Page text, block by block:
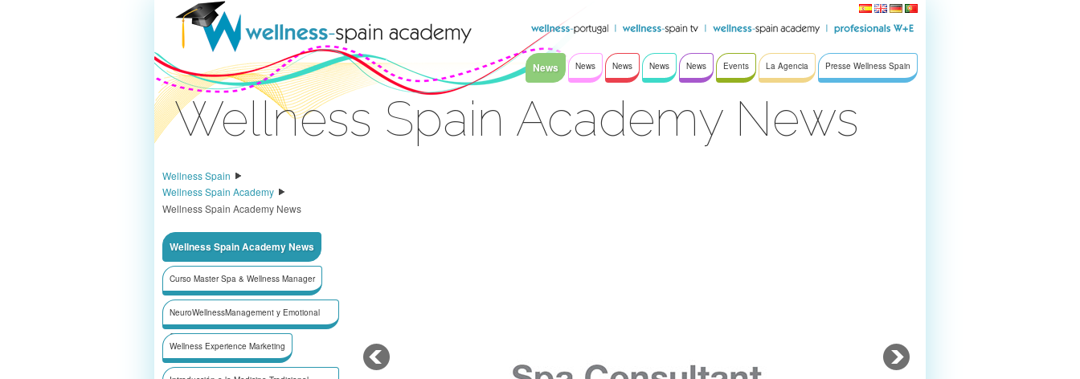
Zum Inhalt wechseln
News News News News News Events La Agencia Presse Wellness Spain
Wellness Spain Academy News
Wellness Spain
Wellness Spain Academy
Wellness Spain Academy News
Wellness Spain Academy News
Curso Master Spa & Wellness Manager
NeuroWellnessManagement y Emotional
Selling/Ventas
Wellness Experience Marketing